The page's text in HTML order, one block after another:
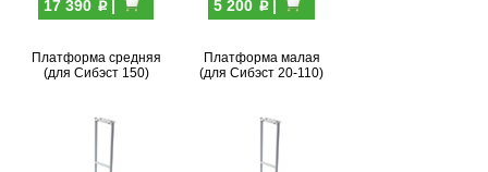
17 390 p| 5 200 p|
Платформа средняя
(для Сибэст 150)
Платформа малая
(для Сибэст 20-110)